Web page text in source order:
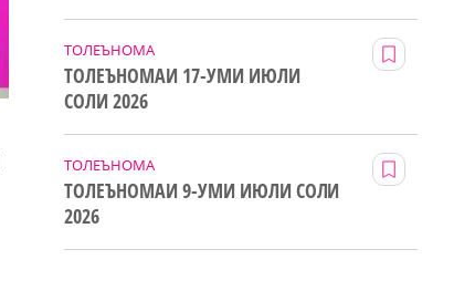
ТОЛЕЪНОМА
ТОЛЕЪНОМАИ 17-УМИ ИЮЛИ
СОЛИ 2026
ТОЛЕЪНОМА
ТОЛЕЪНОМАИ 9-УМИ ИЮЛИ СОЛИ
2026